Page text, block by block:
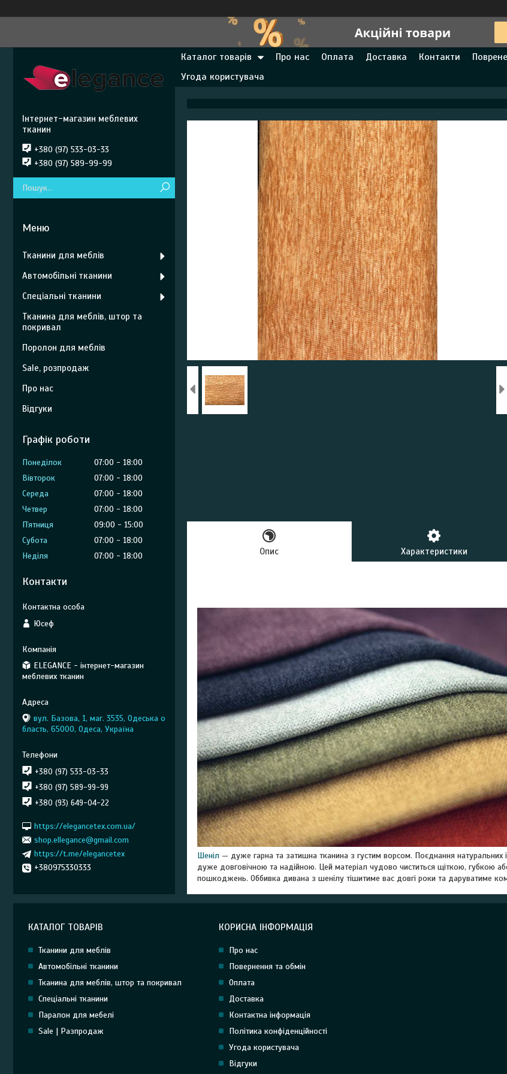
Каталог товарів Про нас Оплата Доставка Контакти
Угода користувача
Опис Характеристики
Шеніл — дуже гарна та затишна тканина з густим ворсом. Поєднання натуральних
дуже довговічною та надійною. Цей матеріал чудово чиститься щіткою, губкою
пошкоджень. Оббивка дивана з шенілу тішитиме вас довгі роки та даруватиме
Інтернет-магазин меблевих
тканин
+380 (97) 533-03-33
+380 (97) 589-99-99
Тканини для меблів
Автомобільні тканини
Спеціальні тканини
Тканина для меблів, штор та
покривал
Поролон для меблів
Sale, розпродаж
Про нас
Відгуки
Графік роботи
Понеділок 07:00
18:00
Вівторок
07:00
18:00
Середа
07:00
18:00
Четвер
07:00
18:00
Пʼятниця
09:00
15:00
Субота
07:00
18:00
Неділя
07:00 18:00
Контакти
Юсеф
ELEGANCE - інтернет-магазин
меблевих тканин
вул. Базова, 1, маг. 3535, Одеська о
бласть, 65000, Одеса, Україна
+380 (97) 533-03-33
+380 (97) 589-99-99
+380 (93) 649-04-22
https://elegancetex.com.ua/
shop.ellegance@gmail.com
https://t.me/elegancetex
+380975330333
КАТАЛОГ ТОВАРІВ
Тканини для меблів
Автомобільні тканини
Тканина для меблів, штор та покривал
Спеціальні тканини
Паралон для мебелі
Sale | Разпродаж
КОРИСНА ІНФОРМАЦІЯ
Про нас
Повернення та обмін
Оплата
Доставка
Контактна інформація
Політика конфіденційності
Угода користувача
Відгуки